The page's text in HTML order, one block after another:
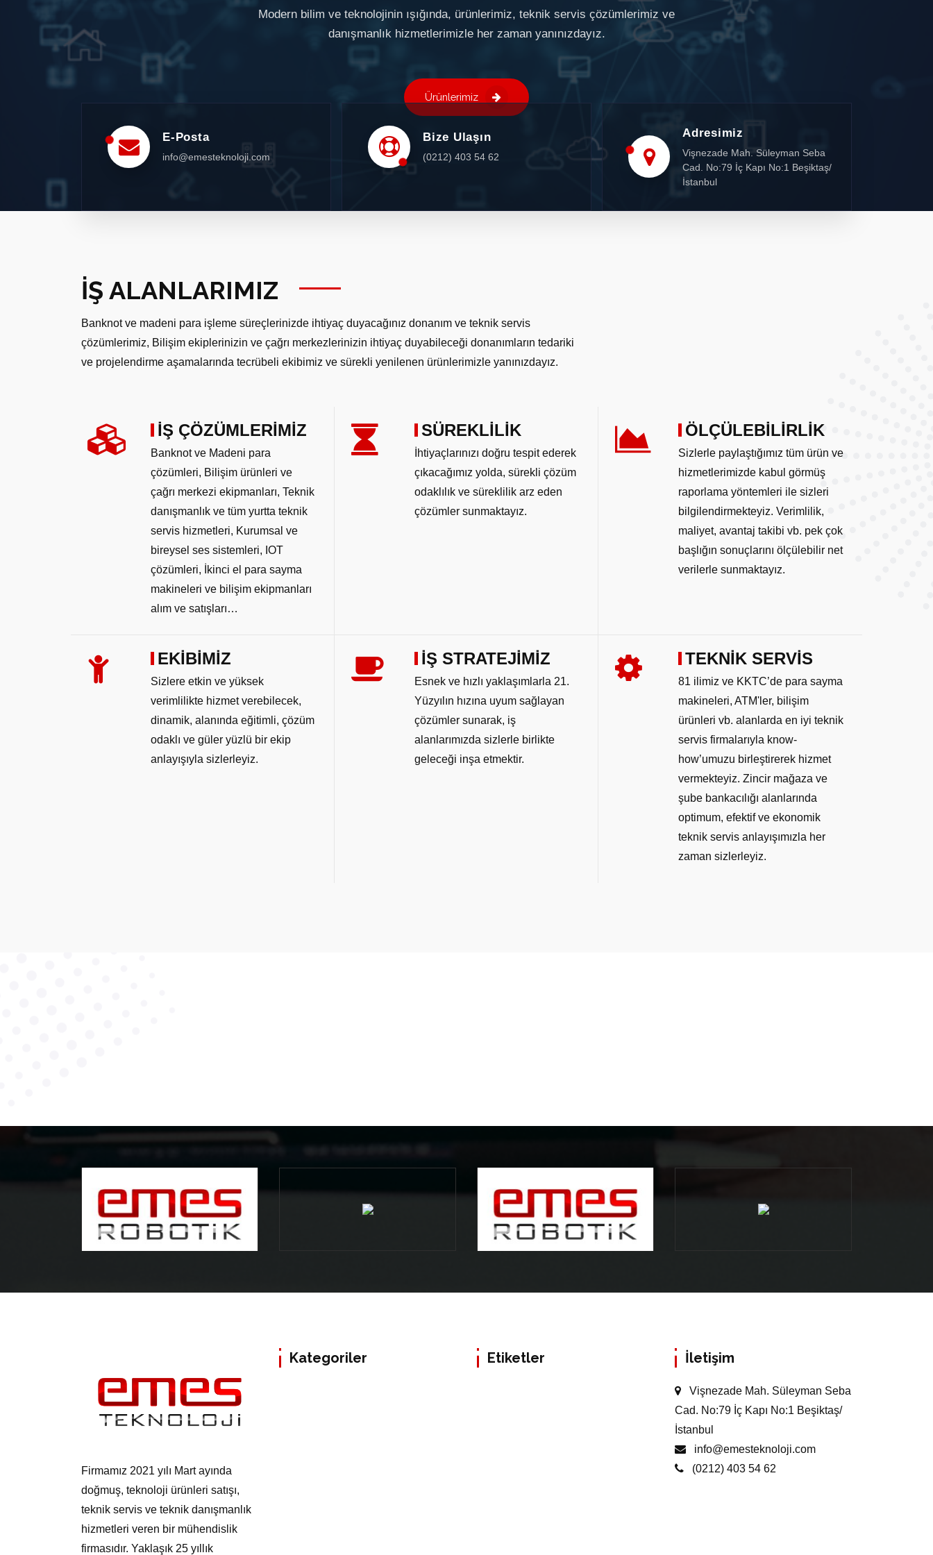
Modern bilim ve teknolojinin ışığında, ürünlerimiz, teknik servis çözümlerimiz ve
danışmanlık hizmetlerimizle her zaman yanınızdayız.
Ürünlerimiz
E-Posta
info@emesteknoloji.com
Bize Ulaşın
(0212) 403 54 62
Adresimiz
Vişnezade Mah. Süleyman Seba
Cad. No:79 İç Kapı No:1 Beşiktaş/
İstanbul
İŞ ALANLARIMIZ
Banknot ve madeni para işleme süreçlerinizde ihtiyaç duyacağınız donanım ve teknik servis
çözümlerimiz, Bilişim ekiplerinizin ve çağrı merkezlerinizin ihtiyaç duyabileceği donanımların tedariki
ve projelendirme aşamalarında tecrübeli ekibimiz ve sürekli yenilenen ürünlerimizle yanınızdayız.
İŞ ÇÖZÜMLERİMİZ
Banknot ve Madeni para
çözümleri, Bilişim ürünleri ve
çağrı merkezi ekipmanları, Teknik
danışmanlık ve tüm yurtta teknik
servis hizmetleri, Kurumsal ve
bireysel ses sistemleri, IOT
çözümleri, İkinci el para sayma
makineleri ve bilişim ekipmanları
alım ve satışları…
SÜREKLİLİK
İhtiyaçlarınızı doğru tespit ederek
çıkacağımız yolda, sürekli çözüm
odaklılık ve süreklilik arz eden
çözümler sunmaktayız.
ÖLÇÜLEBİLİRLİK
Sizlerle paylaştığımız tüm ürün ve
hizmetlerimizde kabul görmüş
raporlama yöntemleri ile sizleri
bilgilendirmekteyiz. Verimlilik,
maliyet, avantaj takibi vb. pek çok
başlığın sonuçlarını ölçülebilir net
verilerle sunmaktayız.
EKİBİMİZ
Sizlere etkin ve yüksek
verimlilikte hizmet verebilecek,
dinamik, alanında eğitimli, çözüm
odaklı ve güler yüzlü bir ekip
anlayışıyla sizlerleyiz.
İŞ STRATEJİMİZ
Esnek ve hızlı yaklaşımlarla 21.
Yüzyılın hızına uyum sağlayan
çözümler sunarak, iş
alanlarımızda sizlerle birlikte
geleceği inşa etmektir.
TEKNİK SERVİS
81 ilimiz ve KKTC’de para sayma
makineleri, ATM'ler, bilişim
ürünleri vb. alanlarda en iyi teknik
servis firmalarıyla know-
how’umuzu birleştirerek hizmet
vermekteyiz. Zincir mağaza ve
şube bankacılığı alanlarında
optimum, efektif ve ekonomik
teknik servis anlayışımızla her
zaman sizlerleyiz.
Firmamız 2021 yılı Mart ayında
doğmuş, teknoloji ürünleri satışı,
teknik servis ve teknik danışmanlık
hizmetleri veren bir mühendislik
firmasıdır. Yaklaşık 25 yıllık
Kategoriler Etiketler İletişim
Vişnezade Mah. Süleyman Seba
Cad. No:79 İç Kapı No:1 Beşiktaş/
İstanbul
info@emesteknoloji.com
(0212) 403 54 62